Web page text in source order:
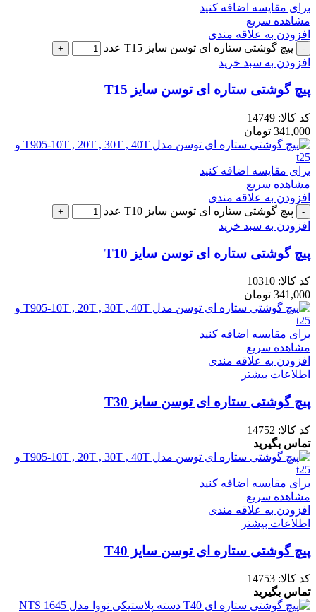
برای مقایسه اضافه کنید
مشاهده سریع
افزودن به علاقه مندی
پیچ گوشتی ستاره ای توسن سایز T15 عدد
افزودن به سبد خرید
پیچ گوشتی ستاره ای توسن سایز T15
کد کالا: 14749
341,000 تومان
برای مقایسه اضافه کنید
مشاهده سریع
افزودن به علاقه مندی
پیچ گوشتی ستاره ای توسن سایز T10 عدد
افزودن به سبد خرید
پیچ گوشتی ستاره ای توسن سایز T10
کد کالا: 10310
341,000 تومان
برای مقایسه اضافه کنید
مشاهده سریع
افزودن به علاقه مندی
اطلاعات بیشتر
پیچ گوشتی ستاره ای توسن سایز T30
کد کالا: 14752
تماس بگیرید
برای مقایسه اضافه کنید
مشاهده سریع
افزودن به علاقه مندی
اطلاعات بیشتر
پیچ گوشتی ستاره ای توسن سایز T40
کد کالا: 14753
تماس بگیرید